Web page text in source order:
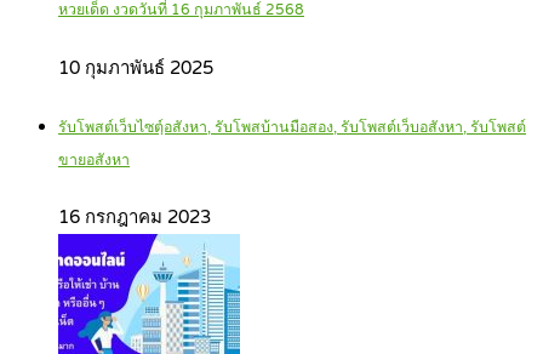
หวยเด็ด งวดวันที่ 16 กุมภาพันธ์ 2568
10 กุมภาพันธ์ 2025
รับโพสต์เว็บไซตฺ์อสังหา, รับโพสบ้านมือสอง, รับโพสต์เว็บอสังหา, รับโพสต์
ขายอสังหา
16 กรกฎาคม 2023